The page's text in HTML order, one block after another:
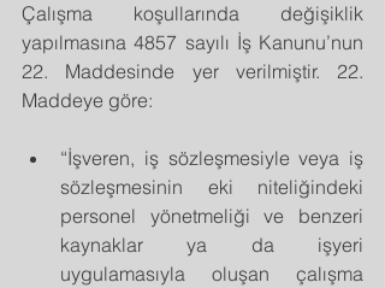
Çalışma koşullarında değişiklik
yapılmasına 4857 sayılı İş Kanunu’nun
22. Maddesinde yer verilmiştir. 22.
Maddeye göre:
“İşveren, iş sözleşmesiyle veya iş
sözleşmesinin eki niteliğindeki
personel yönetmeliği ve benzeri
kaynaklar ya da işyeri
uygulamasıyla oluşan çalışma